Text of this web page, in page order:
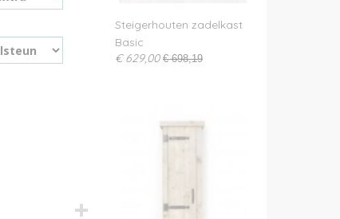
Steigerhouten zadelkast
Basic
€ 629,00 € 698,19